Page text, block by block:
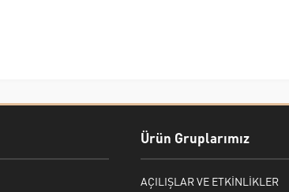
Ürün Gruplarımız
AÇILIŞLAR VE ETKİNLİKLER